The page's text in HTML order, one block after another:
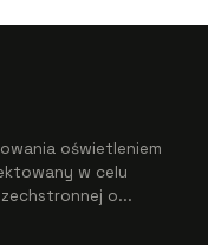
oświetleniem
w celu
o...